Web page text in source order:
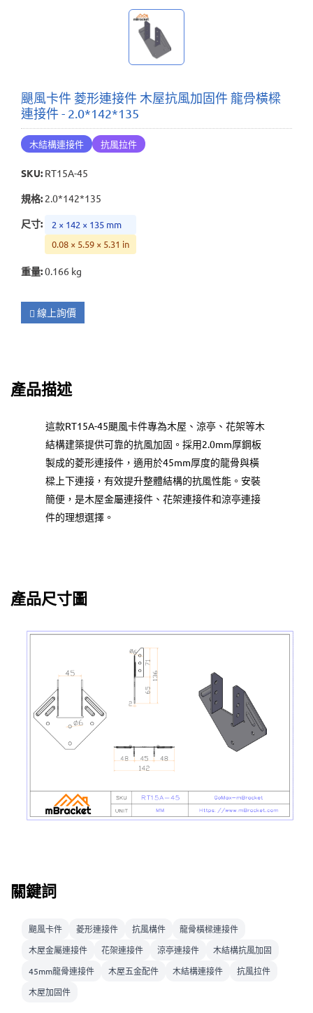
颶風卡件 菱形連接件 木屋抗風加固件 龍骨橫樑
連接件 - 2.0*142*135
木結構連接件 抗風拉件
SKU: RT15A-45
規格: 2.0*142*135
尺寸:
2 × 142 × 135 mm
0.08 × 5.59 × 5.31 in
重量:0.166 kg
線上詢價
產品描述
這款RT15A-45颶風卡件專為木屋、涼亭、花架等木
結構建築提供可靠的抗風加固。採用2.0mm厚鋼板
製成的菱形連接件，適用於45mm厚度的龍骨與橫
樑上下連接，有效提升整體結構的抗風性能。安裝
簡便，是木屋金屬連接件、花架連接件和涼亭連接
件的理想選擇。
產品尺寸圖
關鍵詞
颶風卡件 菱形連接件 抗風構件
龍骨橫樑連接件
木屋金屬連接件
花架連接件 涼亭連接件
木結構抗風加固
45mm龍骨連接件
木屋五金配件 木結構連接件
抗風拉件
木屋加固件